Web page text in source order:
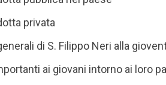
privata
di S. Filippo Neri alla
ai giovani intorno ai loro